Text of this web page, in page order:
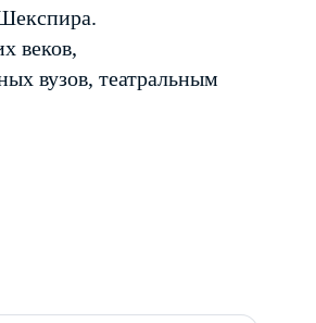
веков,
вузов, театральным